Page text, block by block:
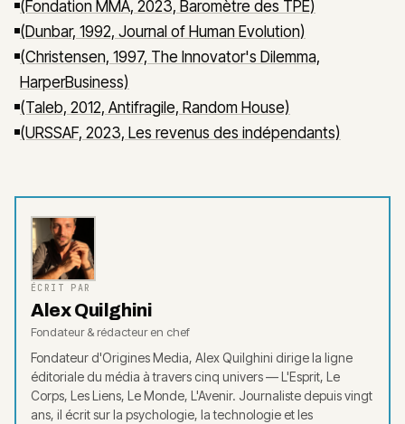
(Fondation MMA, 2023, Baromètre des TPE)
(Dunbar, 1992, Journal of Human Evolution)
(Christensen, 1997, The Innovator's Dilemma,
HarperBusiness)
(Taleb, 2012, Antifragile, Random House)
(URSSAF, 2023, Les revenus des indépendants)
ÉCRIT PAR
Alex Quilghini
Fondateur & rédacteur en chef
Fondateur d'Origines Media, Alex Quilghini dirige la ligne
éditoriale du média à travers cinq univers — L'Esprit, Le
Corps, Les Liens, Le Monde, L'Avenir. Journaliste depuis vingt
ans, il écrit sur la psychologie, la technologie et les